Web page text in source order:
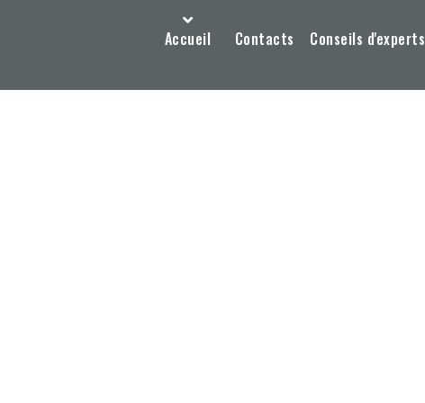
Accueil Contacts Conseils d'experts